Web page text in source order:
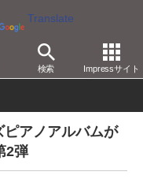
Translate
検索 Impressサイト
アナログ
アノアルバムが
2弾